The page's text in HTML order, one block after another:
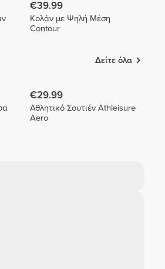
€39.99
Κολάν με Ψηλή Μέση
Contour
Δείτε όλα
€29.99
Αθλητικό Σουτιέν Athleisure
Aero